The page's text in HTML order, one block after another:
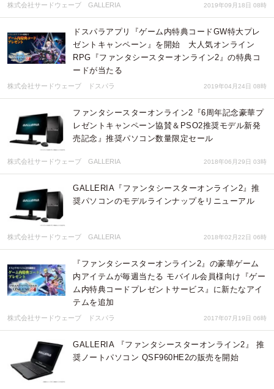
株式会社サードウェーブ GALLERIA 2019年09月18日 08時
ドスパラアプリ『ゲーム内特典コードGW特大プレ
ゼントキャンペーン』を開始 大人気オンライン
RPG『ファンタシースターオンライン2』の特典コ
ードが当たる
株式会社サードウェーブ ドスパラ 2019年04月24日 08時
ファンタシースターオンライン2『6周年記念豪華プ
レゼントキャンペーン協賛＆PSO2推奨モデル新発
売記念』推奨パソコン数量限定セール
株式会社サードウェーブ GALLERIA 2018年06月29日 03時
GALLERIA『ファンタシースターオンライン2』推
奨パソコンのモデルラインナップをリニューアル
株式会社サードウェーブ GALLERIA 2018年02月22日 06時
『ファンタシースターオンライン2』の豪華ゲーム
内アイテムが毎週当たる モバイル会員様向け『ゲー
ム内特典コードプレゼントサービス』に新たなアイ
テムを追加
株式会社サードウェーブ ドスパラ 2017年07月19日 06時
GALLERIA 『ファンタシースターオンライン2』 推
奨ノートパソコン QSF960HE2の販売を開始